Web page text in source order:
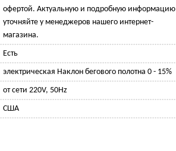
офертой. Актуальную и подробную информацию
уточняйте у менеджеров нашего интернет-
магазина.
Есть
электрическая Наклон бегового полотна 0 - 15%
от сети 220V, 50Hz
США